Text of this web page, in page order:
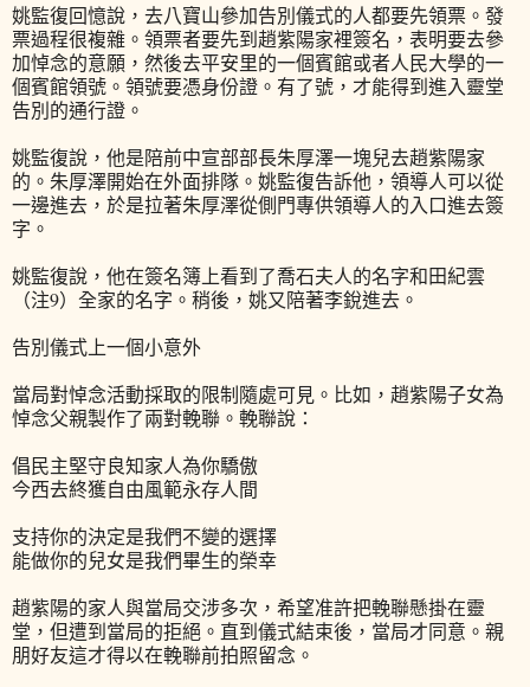
姚監復回憶說，去八寶山參加告別儀式的人都要先領票。發
票過程很複雜。領票者要先到趙紫陽家裡簽名，表明要去參
加悼念的意願，然後去平安里的一個賓館或者人民大學的一
個賓館領號。領號要憑身份證。有了號，才能得到進入靈堂
告別的通行證。
姚監復說，他是陪前中宣部部長朱厚澤一塊兒去趙紫陽家
的。朱厚澤開始在外面排隊。姚監復告訴他，領導人可以從
一邊進去，於是拉著朱厚澤從側門專供領導人的入口進去簽
字。
姚監復說，他在簽名簿上看到了喬石夫人的名字和田紀雲
（注9）全家的名字。稍後，姚又陪著李銳進去。
告別儀式上一個小意外
當局對悼念活動採取的限制隨處可見。比如，趙紫陽子女為
悼念父親製作了兩對輓聯。輓聯說：
倡民主堅守良知家人為你驕傲
今西去終獲自由風範永存人間
支持你的決定是我們不變的選擇
能做你的兒女是我們畢生的榮幸
趙紫陽的家人與當局交涉多次，希望准許把輓聯懸掛在靈
堂，但遭到當局的拒絕。直到儀式結束後，當局才同意。親
朋好友這才得以在輓聯前拍照留念。